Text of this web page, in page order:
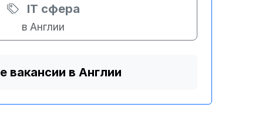
IT сфера
в Англии
вакансии в Англии